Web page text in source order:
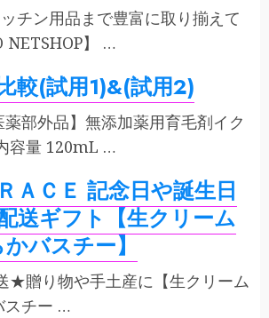
チン用品まで豊富に取り揃えて
NETSHOP】 …
較(試用1)&(試用2)
部外品】無添加薬用育毛剤イク
容量 120mL …
ＡＣＥ 記念日や誕生日
送ギフト【生クリーム
バスチー】
★贈り物や手土産に【生クリーム
スチー …